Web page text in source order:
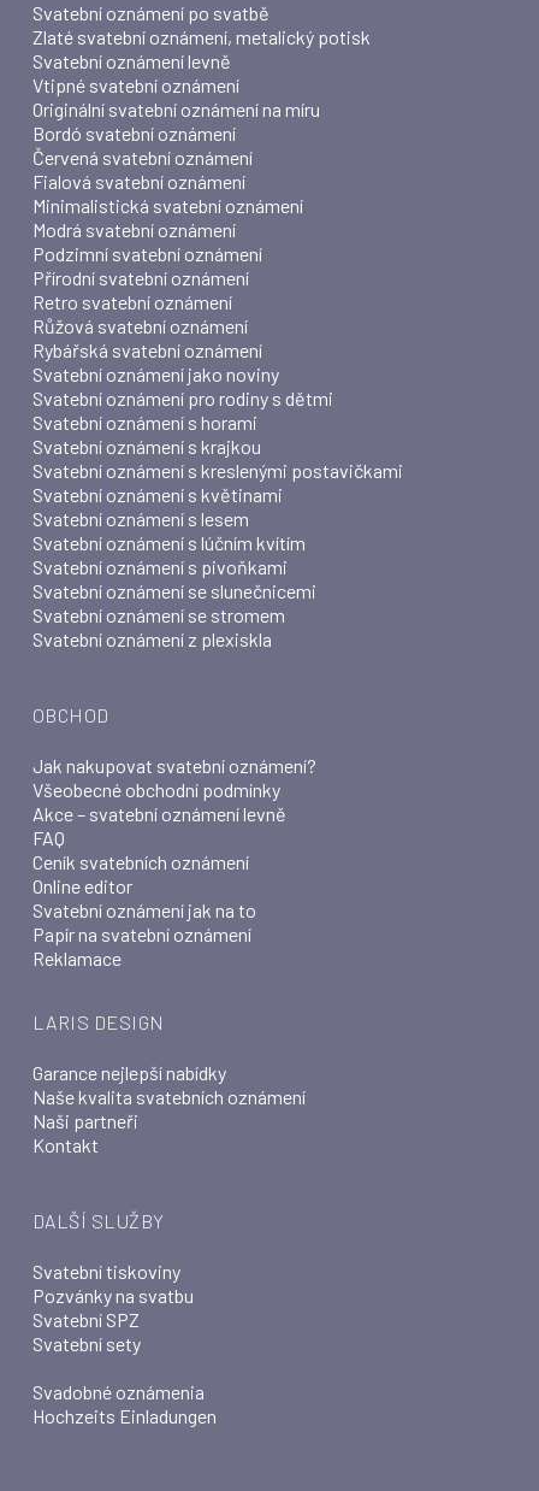
Svatební oznámení po svatbě
Zlaté svatební oznámení, metalický potisk
Svatební oznámení levně
Vtipné svatební oznámení
Originální svatební oznámení na míru
Bordó svatební oznámení
Červená svatební oznámení
Fialová svatební oznámení
Minimalistická svatební oznámení
Modrá svatební oznámení
Podzimní svatební oznámení
Přírodní svatební oznámení
Retro svatební oznámení
Růžová svatební oznámení
Rybářská svatební oznámení
Svatební oznámení jako noviny
Svatební oznámení pro rodiny s dětmi
Svatební oznámení s horami
Svatební oznámení s krajkou
Svatební oznámení s kreslenými postavičkami
Svatební oznámení s květinami
Svatební oznámení s lesem
Svatební oznámení s lúčním kvítím
Svatební oznámení s pivoňkami
Svatební oznámení se slunečnicemi
Svatební oznámení se stromem
Svatební oznámení z plexiskla
OBCHOD
Jak nakupovat svatební oznámení?
Všeobecné obchodní podmínky
Akce – svatební oznámení levně
FAQ
Ceník svatebních oznámení
Online editor
Svatební oznámení jak na to
Papír na svatební oznámení
Reklamace
LARIS DESIGN
Garance nejlepší nabídky
Naše kvalita svatebních oznámení
Naši partneři
Kontakt
DALŠÍ SLUŽBY
Svatební tiskoviny
Pozvánky na svatbu
Svatební SPZ
Svatební sety
Svadobné oznámenia
Hochzeits Einladungen